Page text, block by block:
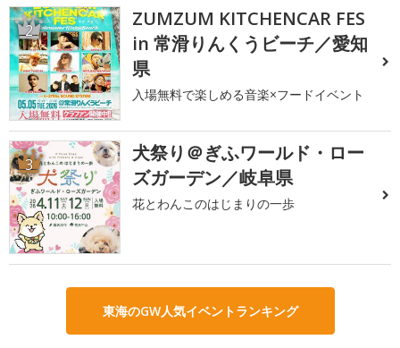
2
ZUMZUM KITCHENCAR FES
in 常滑りんくうビーチ／愛知
県
入場無料で楽しめる音楽×フードイベント
3
犬祭り＠ぎふワールド・ロー
ズガーデン／岐阜県
花とわんこのはじまりの一歩
東海のGW人気イベントランキング